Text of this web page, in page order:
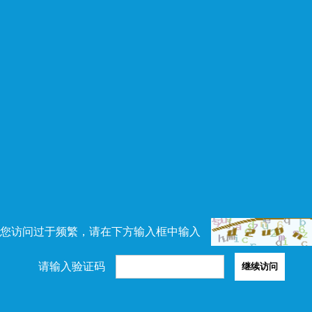
访问过于频繁，请在下方输入框中输入
请输入验证码 继续访问